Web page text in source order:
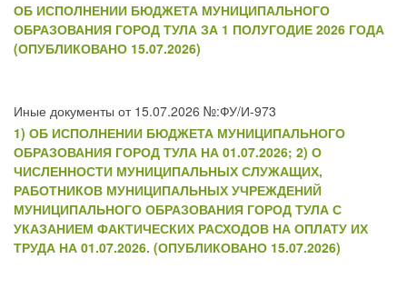
ОБ ИСПОЛНЕНИИ БЮДЖЕТА МУНИЦИПАЛЬНОГО
ОБРАЗОВАНИЯ ГОРОД ТУЛА ЗА 1 ПОЛУГОДИЕ 2026 ГОДА
(ОПУБЛИКОВАНО 15.07.2026)
Иные документы от 15.07.2026 №:ФУ/И-973
1) ОБ ИСПОЛНЕНИИ БЮДЖЕТА МУНИЦИПАЛЬНОГО
ОБРАЗОВАНИЯ ГОРОД ТУЛА НА 01.07.2026; 2) О
ЧИСЛЕННОСТИ МУНИЦИПАЛЬНЫХ СЛУЖАЩИХ,
РАБОТНИКОВ МУНИЦИПАЛЬНЫХ УЧРЕЖДЕНИЙ
МУНИЦИПАЛЬНОГО ОБРАЗОВАНИЯ ГОРОД ТУЛА С
УКАЗАНИЕМ ФАКТИЧЕСКИХ РАСХОДОВ НА ОПЛАТУ ИХ
ТРУДА НА 01.07.2026. (ОПУБЛИКОВАНО 15.07.2026)